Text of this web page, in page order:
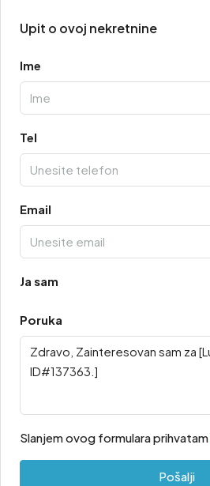
Upit o ovoj nekretnine
Ime
Tel
Email
Ja sam
Poruka
Slanjem ovog formulara prihvatam
Pošalji